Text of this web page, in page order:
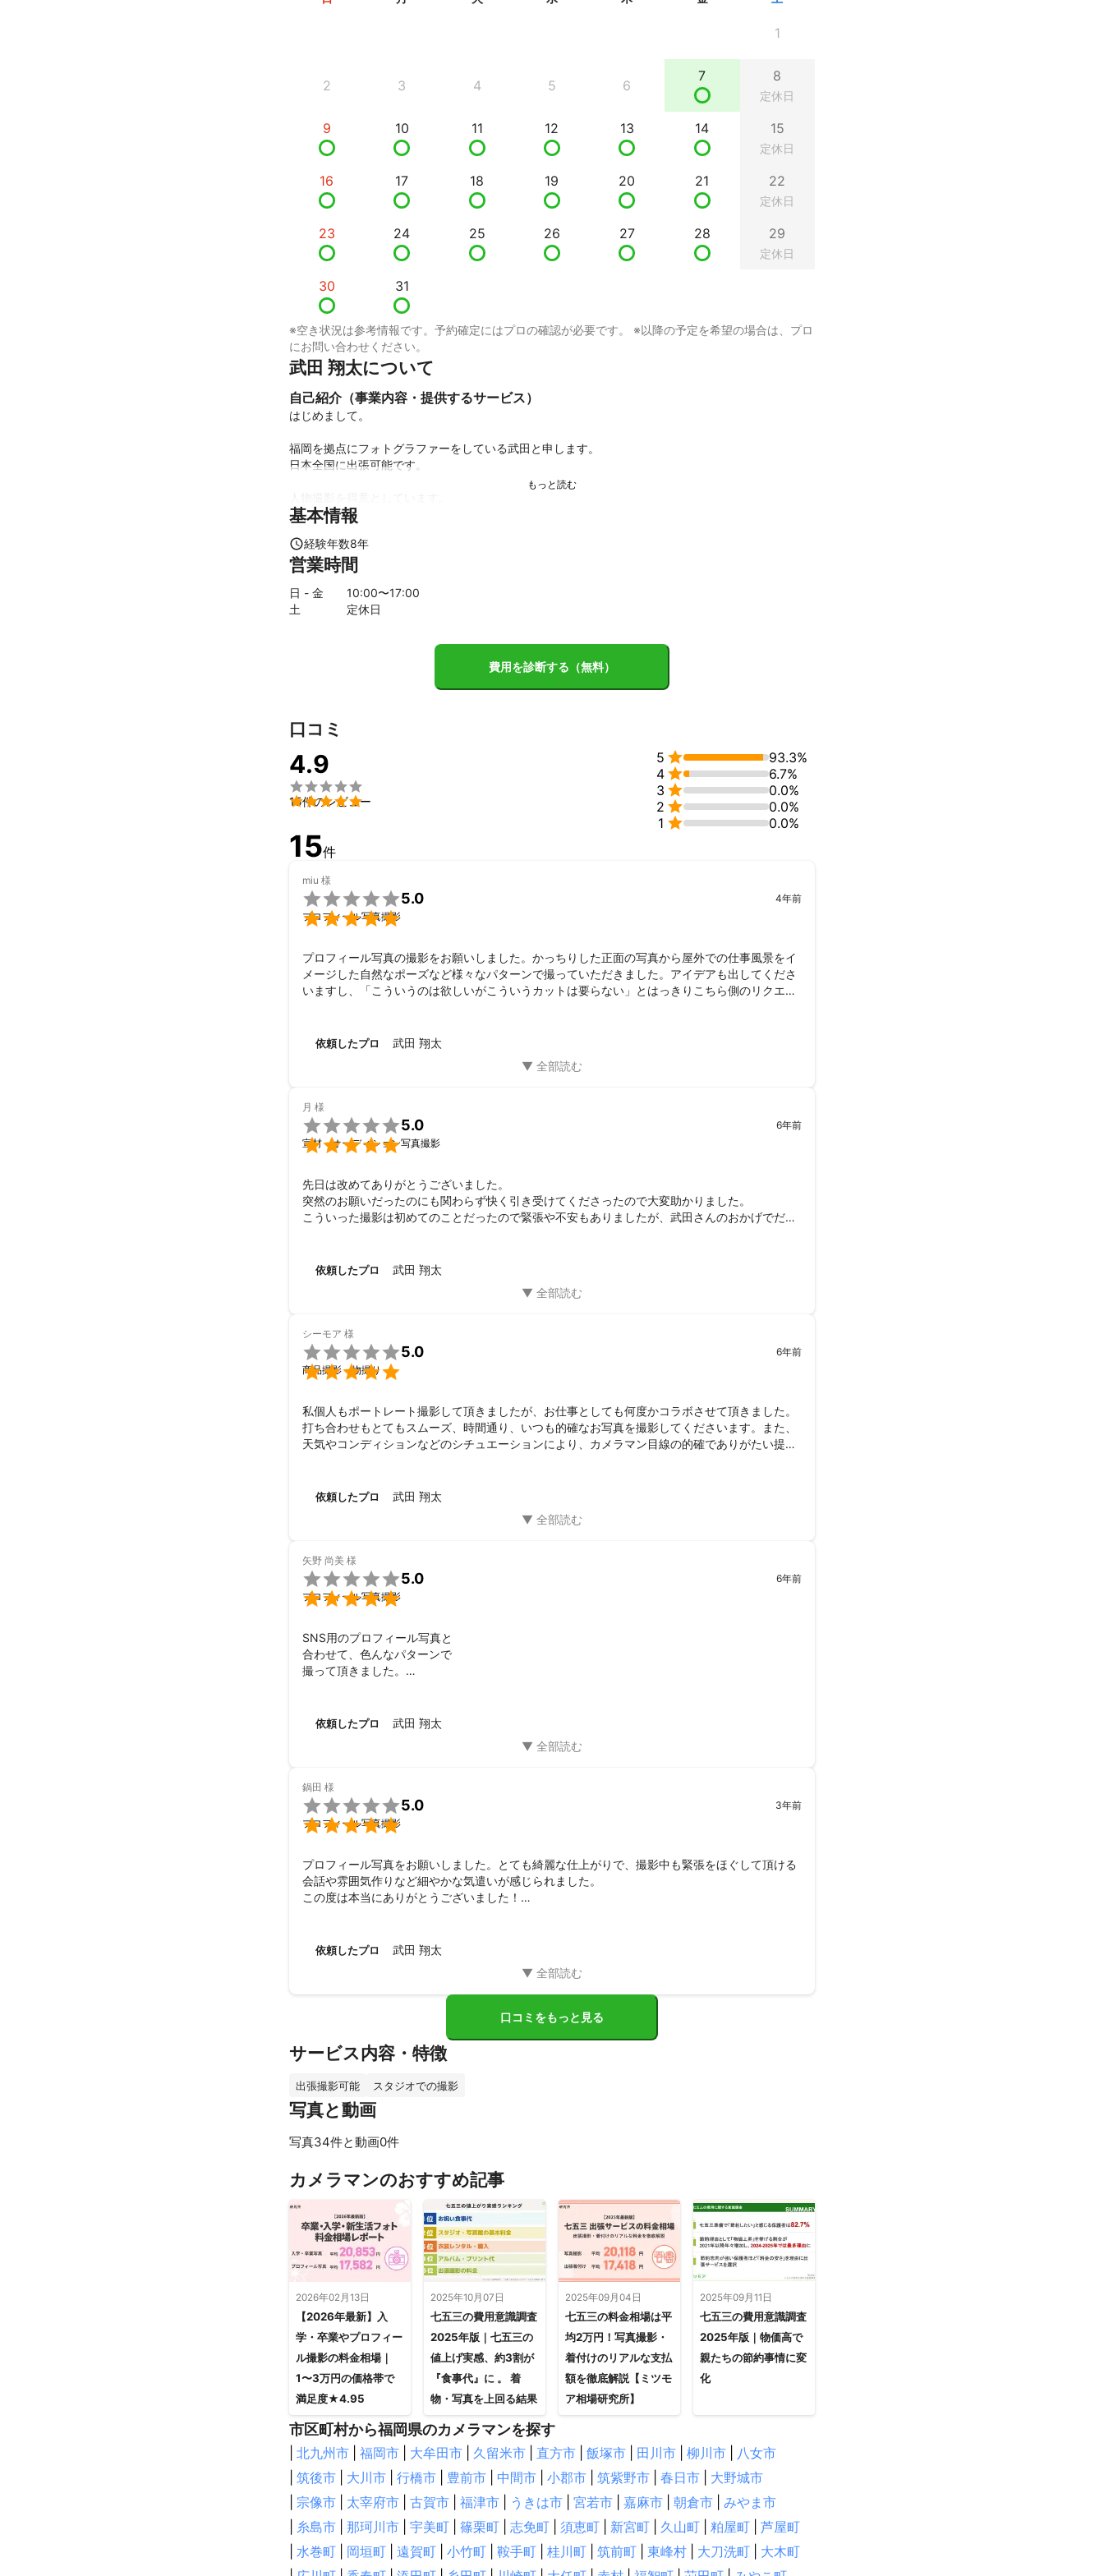
1
2 3 4 5 6
7 8
定休日
9 10 11 12 13 14 15
定休日
16 17 18 19 20 21 22
定休日
23 24 25 26 27 28 29
定休日
30 31
※空き状況は参考情報です。予約確定にはプロの確認が必要です。 ※以降の予定を希望の場合は、プロ
にお問い合わせください。
武田 翔太について
自己紹介（事業内容・提供するサービス）
はじめまして。
福岡を拠点にフォトグラファーをしている武田と申します。
日本全国に出張可能です。
人物撮影以外のお仕事依頼も受け付けております。
◾️自己紹介
福岡県在住。地域活性に関心があり、学生時代に大学公認の地域活性化サークルを設立。祭、観光ツ
ークル「FUKUOKA CAMERA WALK」を設立。筑前町地域おこし協力隊として写真やドローンを用い
た観光PRを担当。また、2019年7月より、ポートレート撮影会「NOBLE撮影会」を設立。2020年1月
女子たび 出演（スターフライヤー配信 / 2023年4月-6月）
■出張撮影
・プロフィール写真
・宣材、オーディション写真
・取材写真
・店舗写真
・挙式写真
■講師
・オート撮影に頼らないカメラ講座 / 2019
・SHOTA × CHIHIRO Photo workshop / 2022
■受賞
■その他
📷Lifestyle Magazine iito 05号 特集ページ掲載
📷Lifestyle Magazine iito 07号 表紙撮影
📷ZETTER 創刊号 誌面撮影
📹女子たび 出演（スターフライヤー配信）
Instagramを用いたフォトコンテストの運用、フォトモニターツアーの企画経験があり、撮影だけでは
なく、写真を用いたイベントのご相談も承ります。
基本情報
経験年数8年
営業時間
日 - 金 10:00〜17:00
土
定休日
費用を診断する（無料）
口コミ
4.9


15件のレビュー
5 
93.3%
4 
6.7%
3 
0.0%
2 
0.0%
1  0.0%
15件
miu 様


5.0
プロフィール写真撮影
4年前
プロフィール写真の撮影をお願いしました。かっちりした正面の写真から屋外での仕事風景をイ
メージした自然なポーズなど様々なパターンで撮っていただきました。アイデアも出してくださ
いますし、「こういうのは欲しいがこういうカットは要らない」とはっきりこちら側のリクエス
依頼したプロ 武田 翔太
月 様


5.0
宣材・オーディション写真撮影
6年前
先日は改めてありがとうございました。
突然のお願いだったのにも関わらず快く引き受けてくださったので大変助かりました。
こういった撮影は初めてのことだったので緊張や不安もありましたが、武田さんのおかげでだん
本当にありがとうございました！
依頼したプロ 武田 翔太
シーモア 様


5.0
商品撮影・物撮り
6年前
私個人もポートレート撮影して頂きましたが、お仕事としても何度かコラボさせて頂きました。
打ち合わせもとてもスムーズ、時間通り、いつも的確なお写真を撮影してくださいます。また、
天気やコンディションなどのシチュエーションにより、カメラマン目線の的確でありがたい提案
依頼したプロ 武田 翔太
矢野 尚美 様


5.0
プロフィール写真撮影
6年前
SNS用のプロフィール写真と
合わせて、色んなパターンで
撮って頂きました。
家族写真まで、
武田さんの得意とする、
もっと落ち着いた世界観とは違ったオーダーばかりだった様な気もしますが、
きっちりと予想以上に素敵に写して下さり、本当に感謝しています。
ありがとうございます。
依頼したプロ 武田 翔太
鍋田 様


5.0
プロフィール写真撮影
3年前
プロフィール写真をお願いしました。とても綺麗な仕上がりで、撮影中も緊張をほぐして頂ける
会話や雰囲気作りなど細やかな気遣いが感じられました。
この度は本当にありがとうございました！
依頼したプロ 武田 翔太
口コミをもっと見る
サービス内容・特徴
出張撮影可能 スタジオでの撮影
写真と動画
写真34件と動画0件
カメラマンのおすすめ記事
2026年02月13日
【2026年最新】入
学・卒業やプロフィー
ル撮影の料金相場｜
1〜3万円の価格帯で
満足度★4.95
2025年10月07日
七五三の費用意識調査
2025年版｜七五三の
値上げ実感、約3割が
『食事代』に 。 着
物・写真を上回る結果
2025年09月04日
七五三の料金相場は平
均2万円！写真撮影・
着付けのリアルな支払
額を徹底解説【ミツモ
ア相場研究所】
2025年09月11日
七五三の費用意識調査
2025年版｜物価高で
親たちの節約事情に変
化
市区町村から福岡県のカメラマンを探す
北九州市 福岡市 大牟田市 久留米市 直方市 飯塚市 田川市 柳川市
八女市
筑後市 大川市 行橋市 豊前市 中間市 小郡市 筑紫野市 春日市
大野城市
宗像市 太宰府市 古賀市 福津市 うきは市 宮若市 嘉麻市 朝倉市
みやま市
糸島市 那珂川市 宇美町 篠栗町 志免町 須恵町 新宮町 久山町 粕屋町
芦屋町
水巻町 岡垣町 遠賀町 小竹町 鞍手町 桂川町 筑前町 東峰村 大刀洗町
大木町